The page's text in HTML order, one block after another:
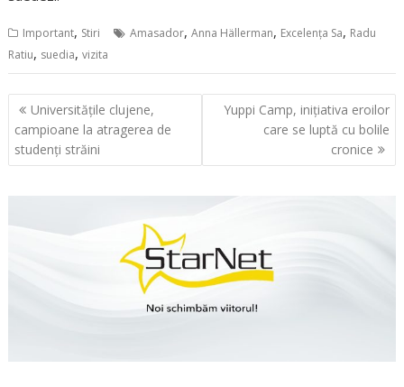
Important, Stiri Amasador,Anna Hällerman, Excelența Sa, Radu
Ratiu, suedia,vizita
Navigare
în
articole
Universitățile clujene,
campioane la atragerea de
studenți străini
Yuppi Camp, inițiativa eroilor
care se luptă cu bolile
cronice